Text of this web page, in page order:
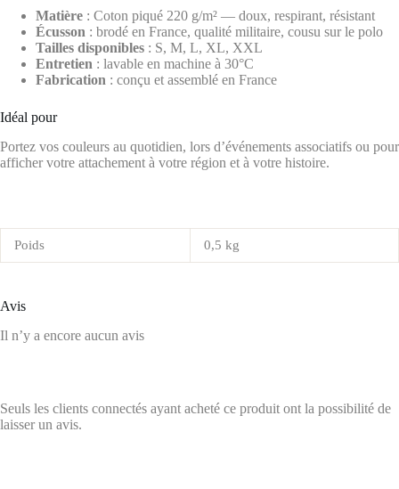
Matière : Coton piqué 220 g/m² — doux, respirant, résistant
Écusson : brodé en France, qualité militaire, cousu sur le polo
Tailles disponibles : S, M, L, XL, XXL
Entretien : lavable en machine à 30°C
Fabrication : conçu et assemblé en France
Idéal pour
Portez vos couleurs au quotidien, lors d’événements associatifs ou pour
afficher votre attachement à votre région et à votre histoire.
Poids 0,5 kg
Avis
Il n’y a encore aucun avis
Seuls les clients connectés ayant acheté ce produit ont la possibilité de
laisser un avis.